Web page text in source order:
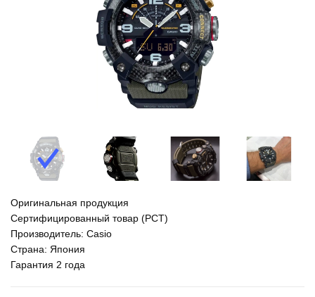
Оригинальная продукция
Сертифицированный товар (РСТ)
Производитель: Casio
Страна: Япония
Гарантия 2 года